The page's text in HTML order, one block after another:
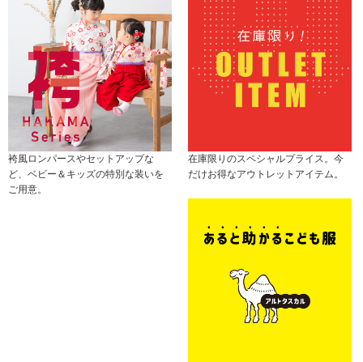
袴風ロンパースやセットアップな
ど、ベビー＆キッズの特別な装いを
ご用意。
在庫限りのスペシャルプライス。今
だけお得なアウトレットアイテム。